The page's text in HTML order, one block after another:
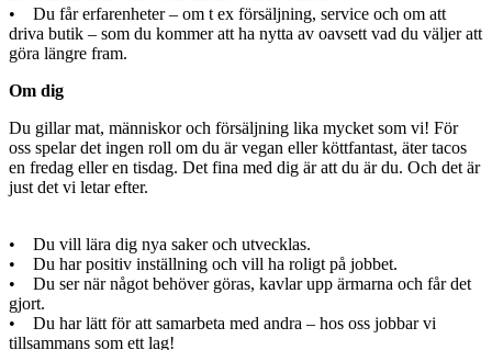
• Du får erfarenheter – om t ex försäljning, service och om att
driva butik – som du kommer att ha nytta av oavsett vad du väljer att
göra längre fram.
Om dig
Du gillar mat, människor och försäljning lika mycket som vi! För
oss spelar det ingen roll om du är vegan eller köttfantast, äter tacos
en fredag eller en tisdag. Det fina med dig är att du är du. Och det är
just det vi letar efter.
• Du vill lära dig nya saker och utvecklas.
• Du har positiv inställning och vill ha roligt på jobbet.
• Du ser när något behöver göras, kavlar upp ärmarna och får det
gjort.
• Du har lätt för att samarbeta med andra – hos oss jobbar vi
tillsammans som ett lag!